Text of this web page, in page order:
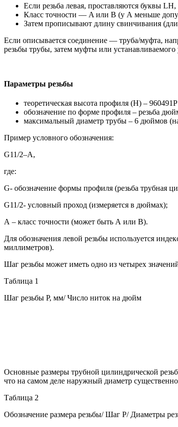
Если резьба левая, проставляются буквы LH,
Класс точности — A или B (у А меньше
Затем прописывают длину свинчивания
Если описывается соединение — труба/муфта,
резьбы трубы, затем муфты или устанавливаемого
Параметры резьбы
теоретическая высота профиля (Н) –
обозначение по форме профиля – резьба
максимальный диаметр трубы – 6 дюймов
Пример условного обозначения:
G11/2–А,
где:
G- обозначение формы профиля (резьба трубная
G11/2- условный проход (измеряется в дюймах);
А – класс точности (может быть А или В).
Для обозначения левой резьбы используется
миллиметров).
Шаг резьбы может иметь одно из четырех
Таблица 1
Шаг резьбы Р, мм/ Число ниток на дюйм
Основные размеры трубной цилиндрической
что на самом деле наружный диаметр
Таблица 2
Обозначение размера резьбы/ Шаг Р/ Диаметры